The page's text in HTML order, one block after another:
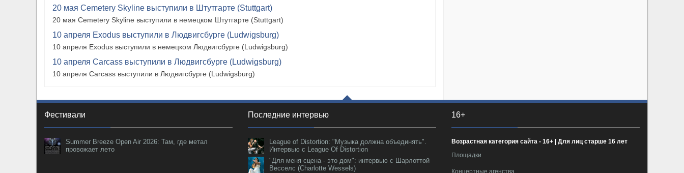
20 мая Cemetery Skyline выступили в Штутгарте (Stuttgart)
20 мая Cemetery Skyline выступили в немецком Штутгарте (Stuttgart)
10 апреля Exodus выступили в Людвигсбурге (Ludwigsburg)
10 апреля Exodus выступили в немецком Людвигсбурге (Ludwigsburg)
10 апреля Carcass выступили в Людвигсбурге (Ludwigsburg)
10 апреля Carcass выступили в Людвигсбурге (Ludwigsburg)
Фестивали
Summer Breeze Open Air 2026: Там, где метал
провожает лето
Последние интервью
League of Distortion: "Музыка должна объединять".
Интервью с League Of Distortion
"Для меня сцена - это дом": интервью с Шарлоттой
Весселс (Charlotte Wessels)
16+
Возрастная категория сайта - 16+ | Для лиц старше 16 лет
Площадки